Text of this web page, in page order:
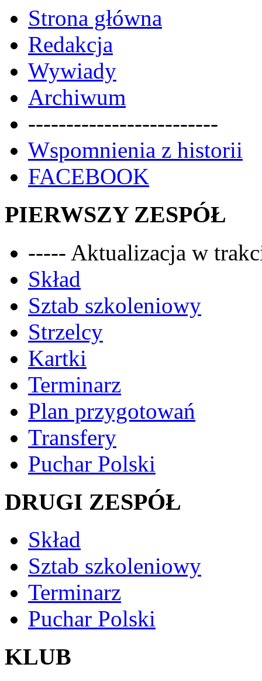
Strona główna
Redakcja
Wywiady
Archiwum
-------------------------
Wspomnienia z historii
FACEBOOK
PIERWSZY ZESPÓŁ
----- Aktualizacja w
Skład
Sztab szkoleniowy
Strzelcy
Kartki
Terminarz
Plan przygotowań
Transfery
Puchar Polski
DRUGI ZESPÓŁ
Skład
Sztab szkoleniowy
Terminarz
Puchar Polski
KLUB